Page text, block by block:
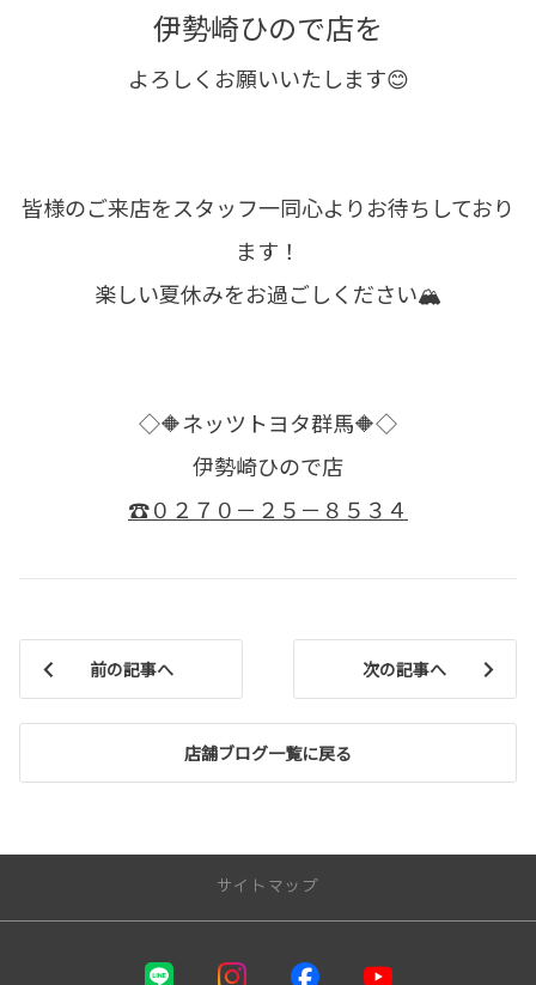
伊勢崎ひので店を
よろしくお願いいたします😊
皆様のご来店をスタッフ一同心よりお待ちしており
ます！
楽しい夏休みをお過ごしください🏔
◇🔶ネッツトヨタ群馬🔶◇
伊勢崎ひので店
☎０２７０－２５－８５３４
前の記事へ
店舗ブログ一覧に戻る
次の記事へ
サイトマップ